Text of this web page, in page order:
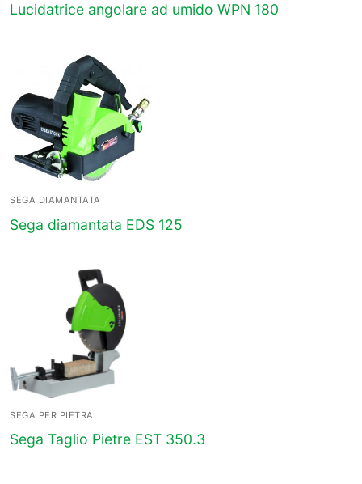
Lucidatrice angolare ad umido WPN 180
SEGA DIAMANTATA
Sega diamantata EDS 125
SEGA PER PIETRA
Sega Taglio Pietre EST 350.3